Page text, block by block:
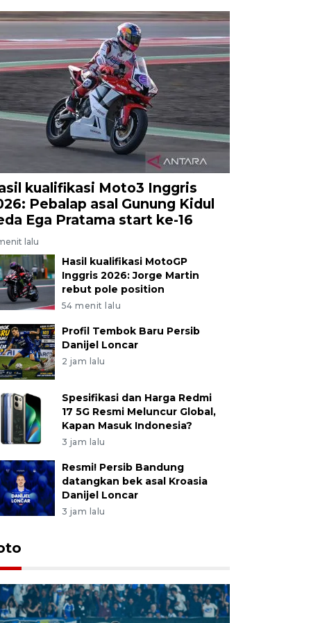
kualifikasi Moto3 Inggris
Pebalap asal Gunung Kidul
Ega Pratama start ke-16
lalu
Hasil kualifikasi MotoGP
Inggris 2026: Jorge Martin
rebut pole position
54 menit lalu
Profil Tembok Baru Persib
Danijel Loncar
2 jam lalu
Spesifikasi dan Harga Redmi
17 5G Resmi Meluncur Global,
Kapan Masuk Indonesia?
3 jam lalu
Resmi! Persib Bandung
datangkan bek asal Kroasia
Danijel Loncar
3 jam lalu